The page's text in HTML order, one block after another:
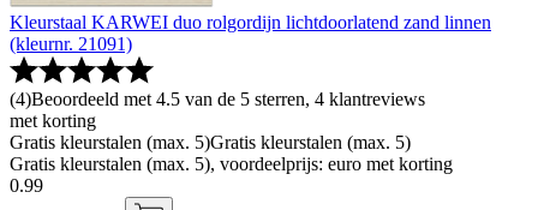
Kleurstaal KARWEI duo rolgordijn lichtdoorlatend zand linnen
(kleurnr. 21091)
(4)Beoordeeld met 4.5 van de 5 sterren, 4 klantreviews
met korting
Gratis kleurstalen (max. 5)Gratis kleurstalen (max. 5)
Gratis kleurstalen (max. 5), voordeelprijs: euro met korting
0.99